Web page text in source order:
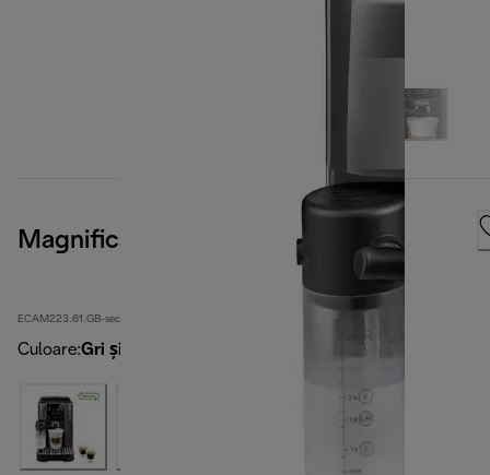
Magnifica Start
ECAM223.61.GB-second
Culoare:Gri și negru